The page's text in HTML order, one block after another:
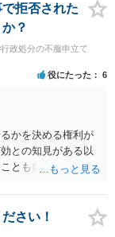
拒否された
？
政処分の不服申立て
役にたった 6
かを決める権利が
との知見がある以
とも自由であり、
ど各種業法で定め
、公の施設でもマ
民間のお店に対し
さい！